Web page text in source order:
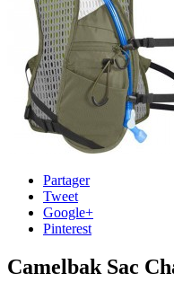
Partager
Tweet
Google+
Pinterest
Camelbak Sac